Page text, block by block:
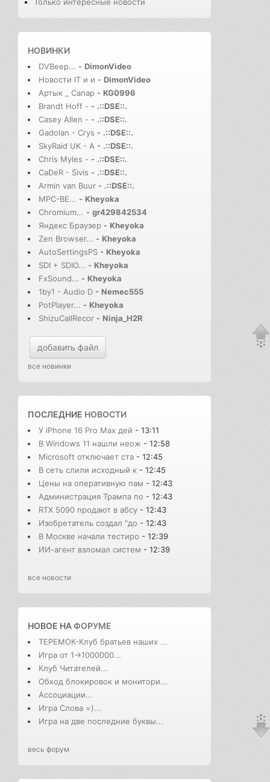
Только интересные новости
НОВИНКИ
DVBeep... - DimonVideo
Новости IT и и - DimonVideo
Артык _ Сапар - KG0996
Brandt Hoff - - .::DSE::.
Casey Allen - - .::DSE::.
Gadolan - Crys - .::DSE::.
SkyRaid UK - A - .::DSE::.
Chris Myles - - .::DSE::.
CaDeR - Sivis - .::DSE::.
Armin van Buur - .::DSE::.
MPC-BE... - Kheyoka
Chromium... - gr429842534
Яндекс Браузер - Kheyoka
Zen Browser... - Kheyoka
AutoSettingsPS - Kheyoka
SDI + SDIO... - Kheyoka
FxSound... - Kheyoka
1by1 - Audio D - Nemec555
PotPlayer... - Kheyoka
ShizuCallRecor - Ninja_H2R
добавить файл
все новинки
ПОСЛЕДНИЕ НОВОСТИ
У iPhone 16 Pro Max дей - 13:11
В Windows 11 нашли неож - 12:58
Microsoft отключает ста - 12:45
В сеть слили исходный к - 12:45
Цены на оперативную пам - 12:43
Администрация Трампа по - 12:43
RTX 5090 продают в абсу - 12:43
Изобретатель создал "до - 12:43
В Москве начали тестиро - 12:39
ИИ-агент взломал систем - 12:39
все новости
НОВОЕ НАФОРУМЕ
ТЕРЕМОК-Клуб братьев наших ...
Игра от 1->1000000...
Клуб Читателей...
Обход блокировок и монитори...
Ассоциации...
Игра Слова =)...
Игра на две последние буквы...
весь форум